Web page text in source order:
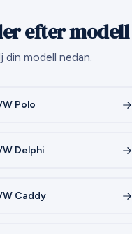
efter modell
modell nedan.
Polo
Delphi
Caddy